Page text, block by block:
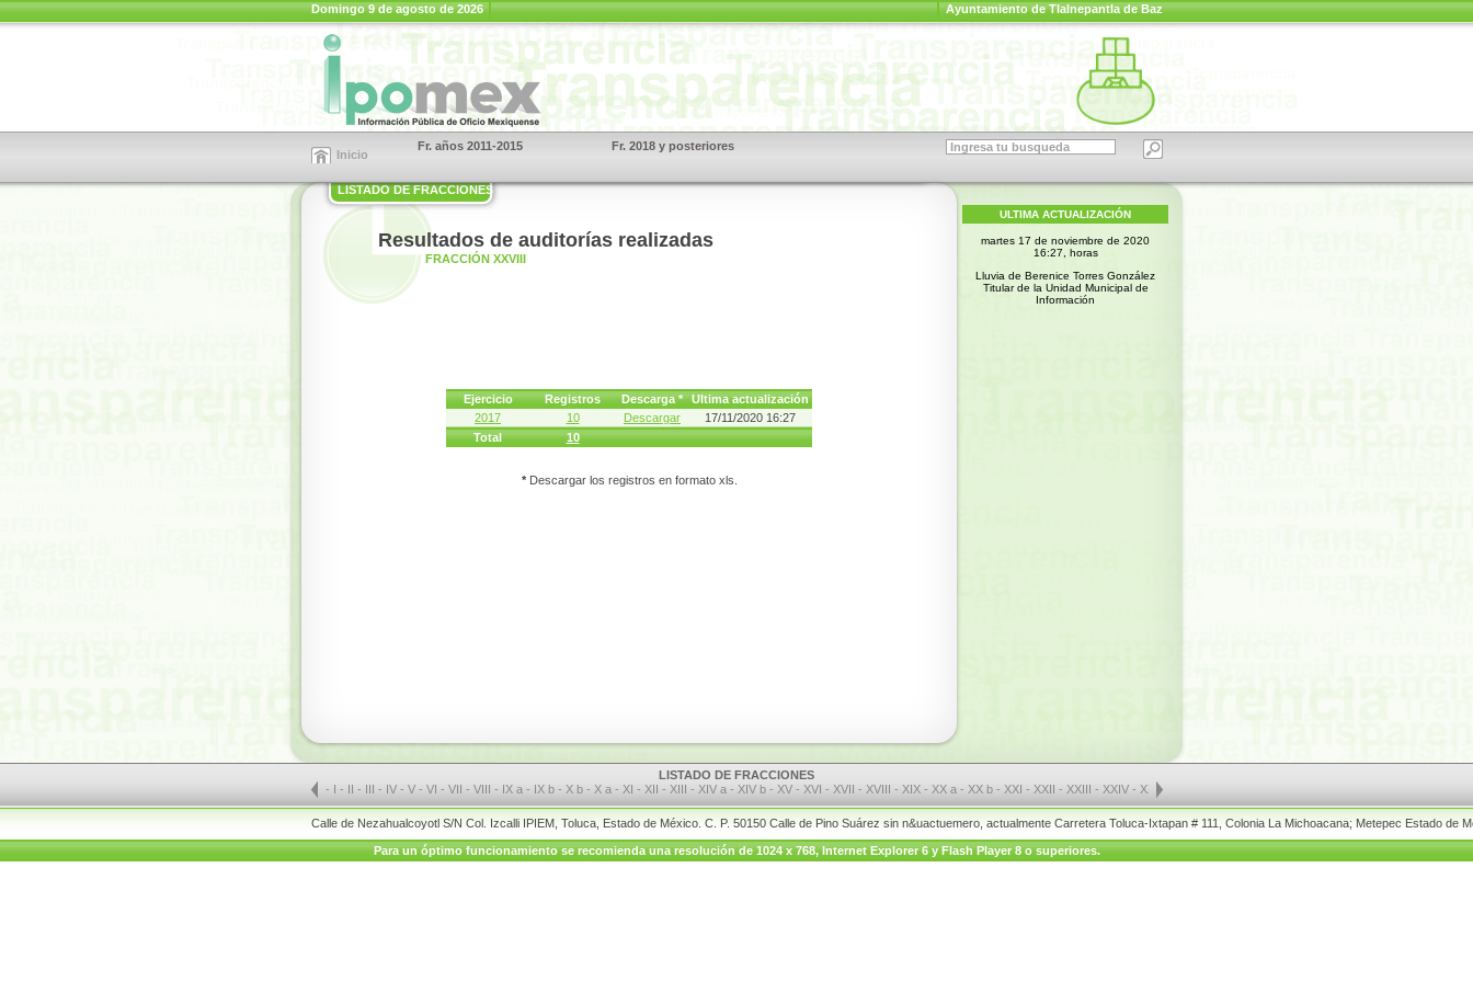
Ayuntamiento de Tlalnepantla de Baz
Domingo 9 de agosto de 2026
Inicio
Fr. años 2011-2015 Fr. 2018 y posteriores
LISTADO DE FRACCIONES
Resultados de auditorías realizadas
FRACCIÓN XXVIII
Ejercicio Registros Descarga *
Ultima actualización
2017
10 Descargar
17/11/2020 16:27
Total
10
*Descargar los registros en formato xls.
ULTIMA ACTUALIZACIÓN
martes 17 de noviembre de 2020
16:27, horas
Lluvia de Berenice Torres González
Titular de la Unidad Municipal de
Información
LISTADO DE FRACCIONES
- I - II - III - IV - V - VI - VII - VIII - IX a- IX b- X b- X a- XI - XII - XIII - XIV a- XIV b- XV - XVI - XVII - XVIII - XIX - XX a- XX b- XXI - XXII - XXIII - XXIV - XXV a
Calle de Nezahualcoyotl S/N Col. Izcalli IPIEM, Toluca, Estado de México. C. P. 50150 Calle de Pino Suárez sin n&uactuemero, actualmente Carretera Toluca-Ixtapan # 111, Colonia La Michoacana; Metepec Estado de
Para un óptimo funcionamiento se recomienda una resolución de 1024 x 768, Internet Explorer 6 y Flash Player 8 o superiores.